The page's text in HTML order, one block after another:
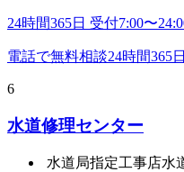
24時間365日 受付7:00〜
電話で無料相談24時間365
6
水道修理センター
水道局指定工事店水